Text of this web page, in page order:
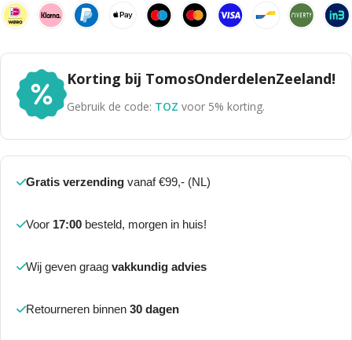
Korting bij TomosOnderdelenZeeland!
Gebruik de code: TOZ voor 5% korting.
Gratis verzending vanaf €99,- (NL)
Voor 17:00 besteld, morgen in huis!
Wij geven graag vakkundig advies
Retourneren binnen 30 dagen